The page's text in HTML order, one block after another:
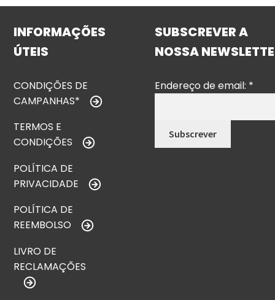
INFORMAÇÕES
ÚTEIS
CONDIÇÕES DE
CAMPANHAS*
TERMOS E
CONDIÇÕES
POLÍTICA DE
PRIVACIDADE
POLÍTICA DE
REEMBOLSO
LIVRO DE
RECLAMAÇÕES
SUBSCREVER A
NOSSA
Endereço de email: *